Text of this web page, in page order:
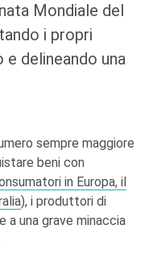
Mondiale del
i propri
delineando una
sempre maggiore
beni con
in Europa, il
), i produttori di
a una grave minaccia